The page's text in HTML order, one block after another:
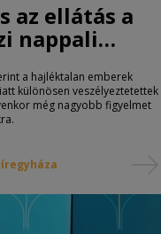
az ellátás a
nappali
a hajléktalan emberek
különösen veszélyeztetettek
még nagyobb figyelmet